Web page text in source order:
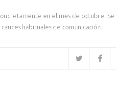
en el mes de octubre.
habituales de comunicación.